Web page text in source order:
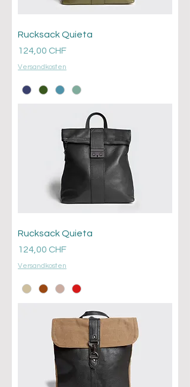
Rucksack Quieta
Prezzo
124,00 CHF
Versandkosten
Rucksack Quieta
Prezzo
124,00 CHF
Versandkosten